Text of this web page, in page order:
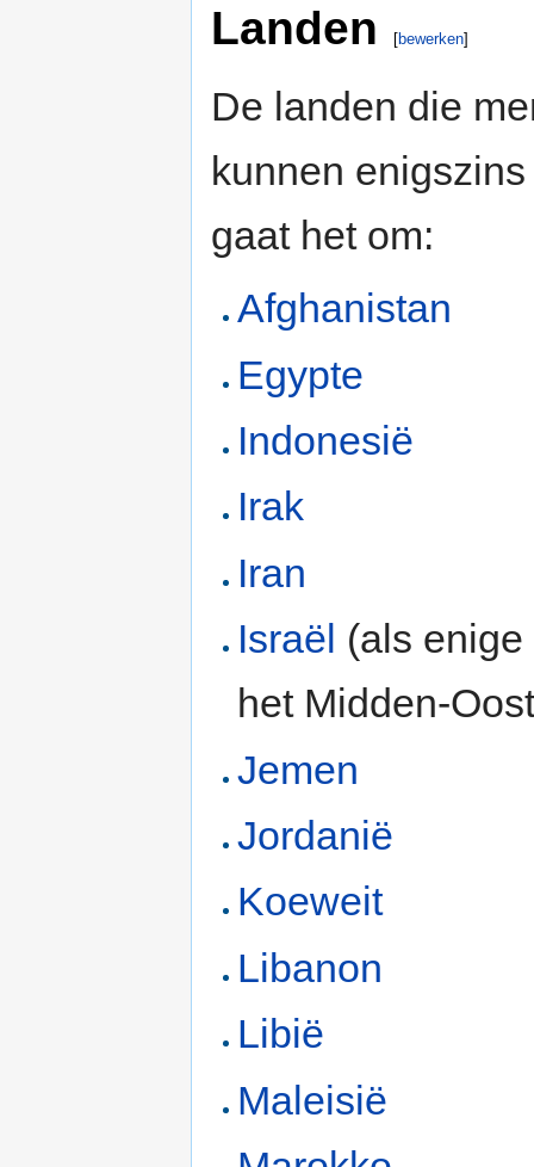
Landen [bewerken]
De landen die
kunnen
gaat het om:
Afghanistan
Egypte
Indonesië
Irak
Iran
Israël (als
het Midden-
Jemen
Jordanië
Koeweit
Libanon
Libië
Maleisië